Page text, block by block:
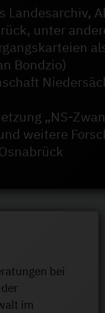
Landesarchiv,
unter
Bondzio)
„NS-
weitere
bei
im